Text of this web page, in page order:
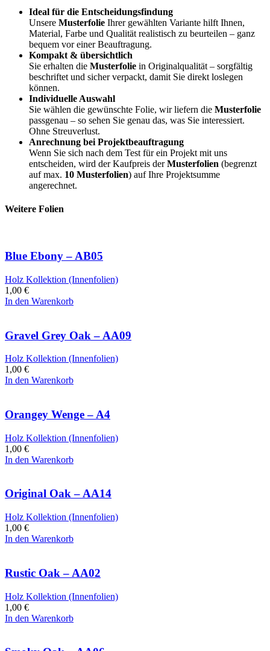
Ideal für die Entscheidungsfindung
Unsere Musterfolie Ihrer gewählten Variante hilft Ihnen,
Material, Farbe und Qualität realistisch zu beurteilen – ganz
bequem vor einer Beauftragung.
Kompakt & übersichtlich
Sie erhalten die Musterfolie in Originalqualität – sorgfältig
beschriftet und sicher verpackt, damit Sie direkt loslegen
können.
Individuelle Auswahl
Sie wählen die gewünschte Folie, wir liefern die Musterfolie
passgenau – so sehen Sie genau das, was Sie interessiert.
Ohne Streuverlust.
Anrechnung bei Projektbeauftragung
Wenn Sie sich nach dem Test für ein Projekt mit uns
entscheiden, wird der Kaufpreis derMusterfolien (begrenzt
auf max. 10 Musterfolien) auf Ihre Projektsumme
angerechnet.
Weitere Folien
Blue Ebony – AB05
Holz Kollektion (Innenfolien)
1,00 €
In den Warenkorb
Gravel Grey Oak – AA09
Holz Kollektion (Innenfolien)
1,00 €
In den Warenkorb
Orangey Wenge – A4
Holz Kollektion (Innenfolien)
1,00 €
In den Warenkorb
Original Oak – AA14
Holz Kollektion (Innenfolien)
1,00 €
In den Warenkorb
Rustic Oak – AA02
Holz Kollektion (Innenfolien)
1,00 €
In den Warenkorb